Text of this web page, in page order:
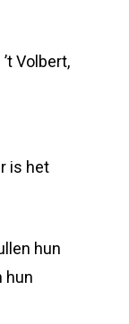
Volbert,
is het
hun
hun